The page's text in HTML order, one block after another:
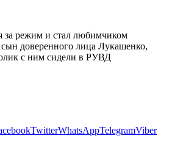
TwitterWhatsAppTelegramViber